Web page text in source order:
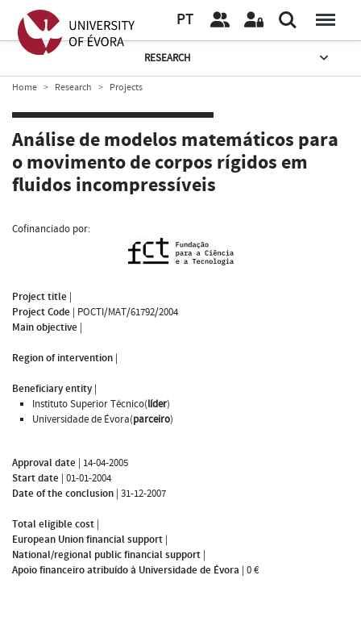
PT
RESEARCH
Home Research Projects
Análise de modelos matemáticos para
o movimento de corpos rígidos em
fluidos incompressíveis
Cofinanciado por:
Project title |
Project Code | POCTI/MAT/61792/2004
Main objective |
Region of intervention |
Beneficiary entity|
Instituto Superior Técnico(líder)
Universidade de Évora(parceiro)
Approval date | 14-04-2005
Start date | 01-01-2004
Date of the conclusion | 31-12-2007
Total eligible cost |
European Union financial support |
National/regional public financial support |
Apoio financeiro atribuído à Universidade de Évora | 0 €